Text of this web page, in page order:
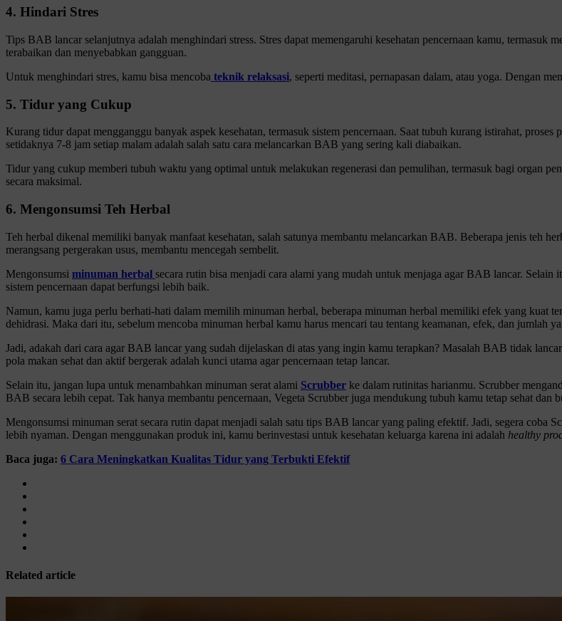
4. Hindari Stres
Tips BAB lancar selanjutnya adalah menghindari stress. Stres dapat memengaruhi kesehatan pencernaan kamu, termasuk
terabaikan dan menyebabkan gangguan.
Untuk menghindari stres, kamu bisa mencoba teknik relaksasi, seperti meditasi, pernapasan dalam, atau yoga. Dengan
5. Tidur yang Cukup
Kurang tidur dapat mengganggu banyak aspek kesehatan, termasuk sistem pencernaan. Saat tubuh kurang istirahat,
setidaknya 7-8 jam setiap malam adalah salah satu cara melancarkan BAB yang sering kali diabaikan.
Tidur yang cukup memberi tubuh waktu yang optimal untuk melakukan regenerasi dan pemulihan, termasuk bagi organ
secara maksimal.
6. Mengonsumsi Teh Herbal
Teh herbal dikenal memiliki banyak manfaat kesehatan, salah satunya membantu melancarkan BAB. Beberapa jenis teh
merangsang pergerakan usus, membantu mencegah sembelit.
Mengonsumsi minuman herbal secara rutin bisa menjadi cara alami yang mudah untuk menjaga agar BAB lancar.
sistem pencernaan dapat berfungsi lebih baik.
Namun, kamu juga perlu berhati-hati dalam memilih minuman herbal, beberapa minuman herbal memiliki efek yang kuat
dehidrasi. Maka dari itu, sebelum mencoba minuman herbal kamu harus mencari tau tentang keamanan, efek, dan jumlah
Jadi, adakah dari cara agar BAB lancar yang sudah dijelaskan di atas yang ingin kamu terapkan? Masalah BAB tidak
pola makan sehat dan aktif bergerak adalah kunci utama agar pencernaan tetap lancar.
Selain itu, jangan lupa untuk menambahkan minuman serat alami Scrubber ke dalam rutinitas harianmu. Scrubber
BAB secara lebih cepat. Tak hanya membantu pencernaan, Vegeta Scrubber juga mendukung tubuh kamu tetap sehat dan
Mengonsumsi minuman serat secara rutin dapat menjadi salah satu tips BAB lancar yang paling efektif. Jadi, segera coba
lebih nyaman. Dengan menggunakan produk ini, kamu berinvestasi untuk kesehatan keluarga karena ini adalah healthy
Baca juga: 6 Cara Meningkatkan Kualitas Tidur yang Terbukti Efektif
Related article